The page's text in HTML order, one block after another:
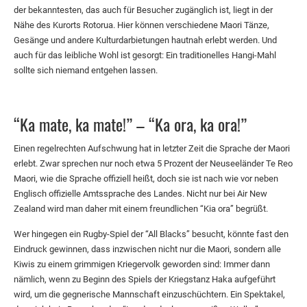
der bekanntesten, das auch für Besucher zugänglich ist, liegt in der
Nähe des Kurorts Rotorua. Hier können verschiedene Maori Tänze,
Gesänge und andere Kulturdarbietungen hautnah erlebt werden. Und
auch für das leibliche Wohl ist gesorgt: Ein traditionelles Hangi-Mahl
sollte sich niemand entgehen lassen.
“Ka mate, ka mate!” – “Ka ora, ka ora!”
Einen regelrechten Aufschwung hat in letzter Zeit die Sprache der Maori
erlebt. Zwar sprechen nur noch etwa 5 Prozent der Neuseeländer Te Reo
Maori, wie die Sprache offiziell heißt, doch sie ist nach wie vor neben
Englisch offizielle Amtssprache des Landes. Nicht nur bei Air New
Zealand wird man daher mit einem freundlichen “Kia ora” begrüßt.
Wer hingegen ein Rugby-Spiel der “All Blacks” besucht, könnte fast den
Eindruck gewinnen, dass inzwischen nicht nur die Maori, sondern alle
Kiwis zu einem grimmigen Kriegervolk geworden sind: Immer dann
nämlich, wenn zu Beginn des Spiels der Kriegstanz Haka aufgeführt
wird, um die gegnerische Mannschaft einzuschüchtern. Ein Spektakel,